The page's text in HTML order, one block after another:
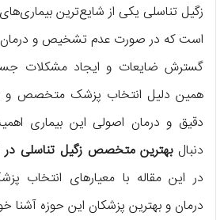
است که در صورت عدم تشخیص و درمان
گسترش ضایعات و ایجاد مشکلات
همین دلیل انتخاب پزشک متخصص و
دقیق و درمان اصولی این بیماری
دنبالبهترین متخصص زگیل تناسلی در
در این مقاله با معیارهای انتخاب
درمان و بهترین پزشکان این حوزه آشنا